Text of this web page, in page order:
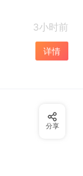
3小时前
详情
分享